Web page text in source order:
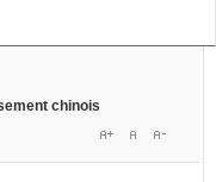
chinois